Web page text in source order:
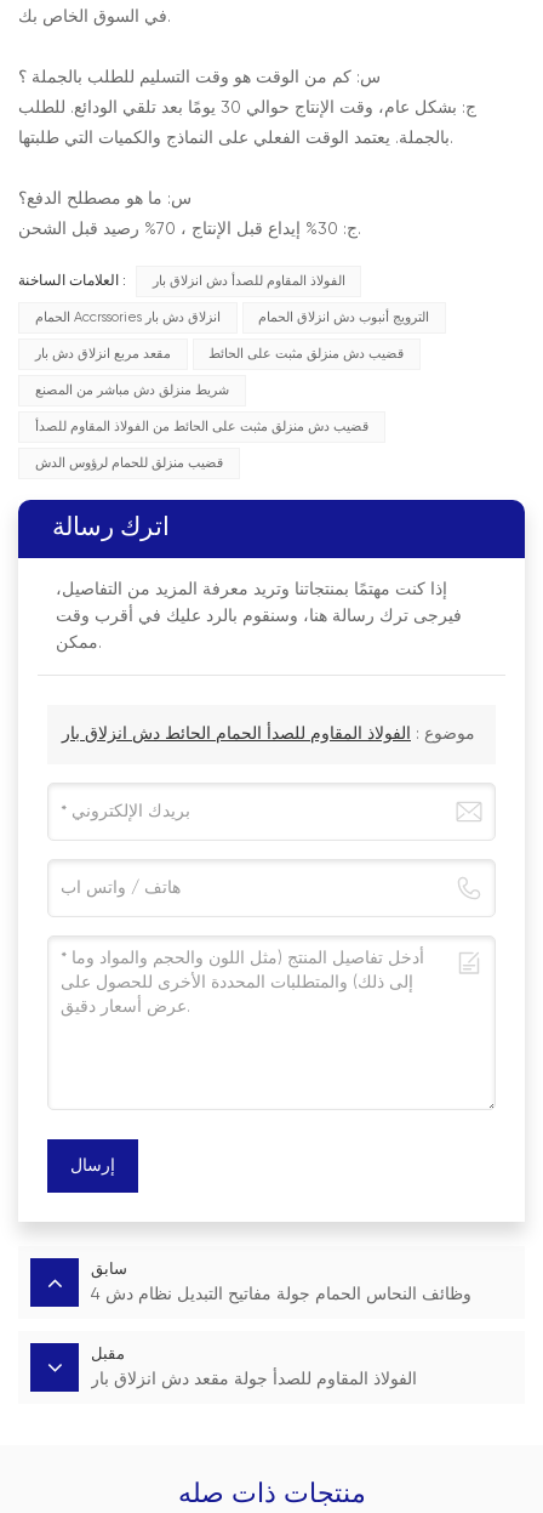
في السوق الخاص بك.
س: كم من الوقت هو وقت التسليم للطلب بالجملة ؟
ج: بشكل عام، وقت الإنتاج حوالي 30 يومًا بعد تلقي الودائع. للطلب
بالجملة. يعتمد الوقت الفعلي على النماذج والكميات التي طلبتها.
س: ما هو مصطلح الدفع؟
ج: 30% إيداع قبل الإنتاج ، 70% رصيد قبل الشحن.
العلامات الساخنة : الفولاذ المقاوم للصدأ دش انزلاق بار
الحمام Accrssories انزلاق دش بار الترويج أنبوب دش انزلاق الحمام
مقعد مربع انزلاق دش بار قضيب دش منزلق مثبت على الحائط
شريط منزلق دش مباشر من المصنع
قضيب دش منزلق مثبت على الحائط من الفولاذ المقاوم للصدأ
قضيب منزلق للحمام لرؤوس الدش
اترك رسالة
إذا كنت مهتمًا بمنتجاتنا وتريد معرفة المزيد من التفاصيل،
فيرجى ترك رسالة هنا، وسنقوم بالرد عليك في أقرب وقت
ممكن.
موضوع : الفولاذ المقاوم للصدأ الحمام الحائط دش انزلاق بار
إرسال
سابق
4 وظائف النحاس الحمام جولة مفاتيح التبديل نظام دش
مقبل
الفولاذ المقاوم للصدأ جولة مقعد دش انزلاق بار
منتجات ذات صله